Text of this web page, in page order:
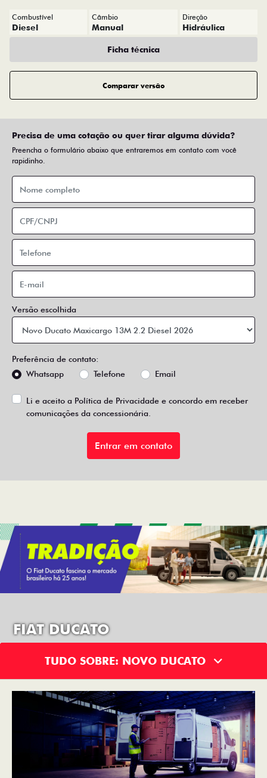
Combustível
Diesel
Câmbio
Manual
Direção
Hidráulica
Ficha técnica
Comparar versão
Precisa de uma cotação ou quer tirar alguma dúvida?
Preencha o formulário abaixo que entraremos em contato com você
rapidinho.
Versão escolhida
Preferência de contato:
Whatsapp
Telefone Email
Li e aceito a Política de Privacidade e concordo em receber
comunicações da concessionária.
Entrar em contato
FIAT DUCATO
TUDO SOBRE: NOVO DUCATO